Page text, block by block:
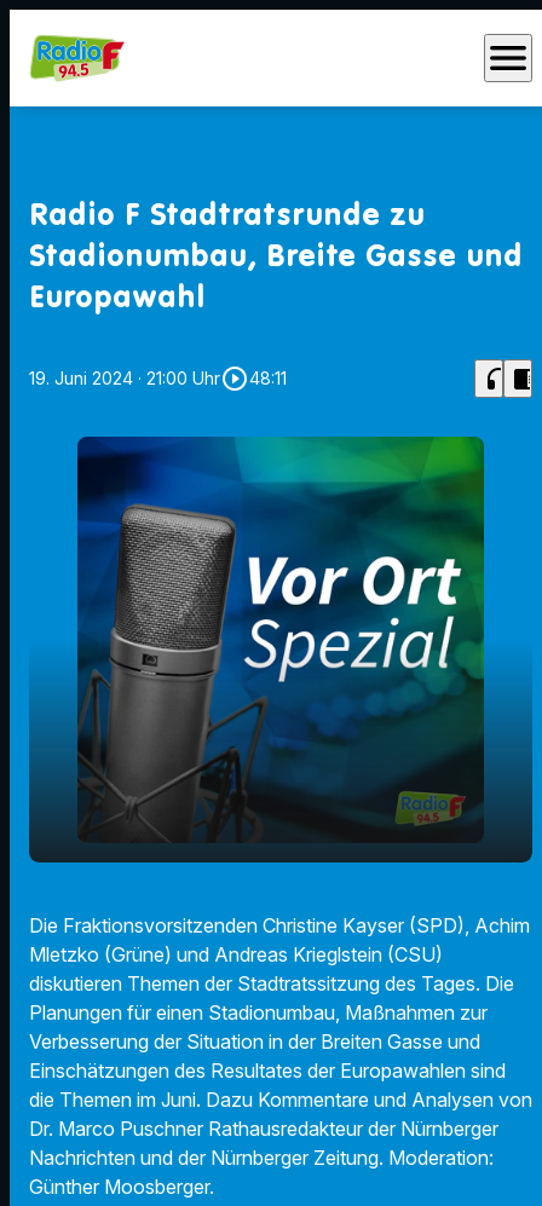
menu
Radio F Stadtratsrunde zu
Stadionumbau, Breite Gasse und
Europawahl
19. Juni 2024 · 21:00 Uhrplay_circle_outline48:11 headphones chrome_reader_mode
play_arrow Breite Gasse und Europawahl
00:00
Die Fraktionsvorsitzenden Christine Kayser (SPD), Achim
Mletzko (Grüne) und Andreas Krieglstein (CSU)
diskutieren Themen der Stadtratssitzung des Tages. Die
Planungen für einen Stadionumbau, Maßnahmen zur
Verbesserung der Situation in der Breiten Gasse und
Einschätzungen des Resultates der Europawahlen sind
die Themen im Juni. Dazu Kommentare und Analysen von
Dr. Marco Puschner Rathausredakteur der Nürnberger
Nachrichten und der Nürnberger Zeitung. Moderation:
Günther Moosberger.